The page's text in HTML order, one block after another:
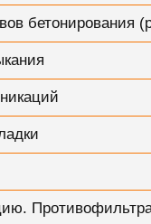
бетонирования